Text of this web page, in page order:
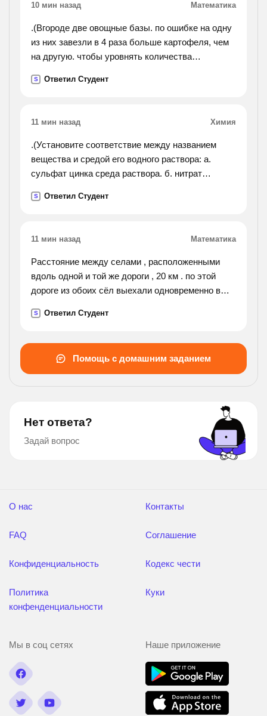
10 мин назад Математика
.(Вгороде две овощные базы. по ошибке на одну
из них завезли в 4 раза больше картофеля, чем
на другую. чтобы уровнять количества
базы перевезти на вторую 630 т картофеля.
первоначально?).
S Ответил Студент
11 мин назад Химия
.(Установите соответствие между названием
вещества и средой его водного раствора: а.
сульфат цинка среда раствора. б. нитрат
2.нейтральная г. гидрофосфат натрия
S Ответил Студент
11 мин назад Математика
Расстояние между селами , расположенными
вдоль одной и той же дороги , 20 км . по этой
дороге из обоих сёл выехали одновременно в
скорость первого 10км/ч , а второго ,
движения второй велосипедист : 1) догонит
первого ; 2)обгонит первого на 5 км .
S Ответил Студент
Помощь с домашним заданием
Нет ответа?
Задай вопрос
О нас
FAQ
Конфиденциальность
Политика
конфенденциальности
Контакты
Соглашение
Кодекс чести
Куки
Мы в соц сетях Наше приложение